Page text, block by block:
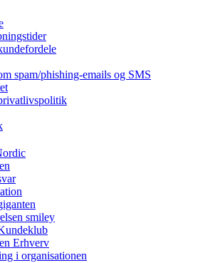
spam/phishing-emails og SMS
smiley
Erhverv
i organisationen